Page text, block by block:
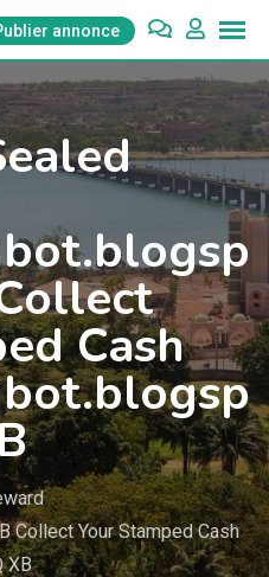
annonce
Cash
Collect Your Stamped Cash
XB